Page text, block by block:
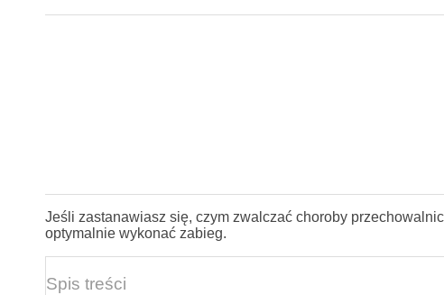
Jeśli zastanawiasz się, czym zwalczać choroby
optymalnie wykonać zabieg.
Spis treści